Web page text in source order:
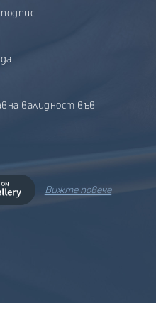
валидност във
Вижте повече